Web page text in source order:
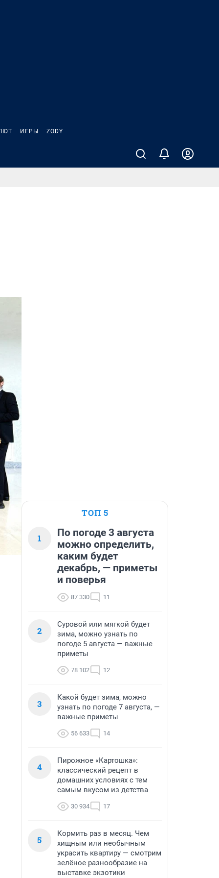
ИГРЫ ZODY
ТОП 5
1
По погоде 3 августа
можно определить,
каким будет
декабрь, — приметы
и поверья
87 330 11
2
Суровой или мягкой будет
зима, можно узнать по
погоде 5 августа — важные
приметы
78 102 12
3
Какой будет зима, можно
узнать по погоде 7 августа, —
важные приметы
56 633 14
4
Пирожное «Картошка»:
классический рецепт в
домашних условиях с тем
самым вкусом из детства
30 934 17
5
Кормить раз в месяц. Чем
хищным или необычным
украсить квартиру — смотрим
зелёное разнообразие на
выставке экзотики